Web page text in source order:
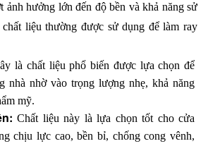
ảnh hưởng lớn đến độ bền và khả năng sử
liệu thường được sử dụng để làm ray
là chất liệu phổ biến được lựa chọn để
nhà nhờ vào trọng lượng nhẹ, khả năng
mỹ.
Chất liệu này là lựa chọn tốt cho cửa
chịu lực cao, bền bỉ, chống cong vênh,